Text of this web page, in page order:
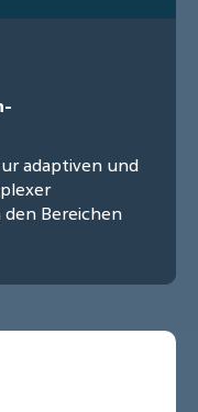
adaptiven und
Bereichen